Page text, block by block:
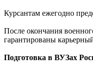
Курсантам ежегодно
После окончания
гарантированы
Подготовка в ВУЗах